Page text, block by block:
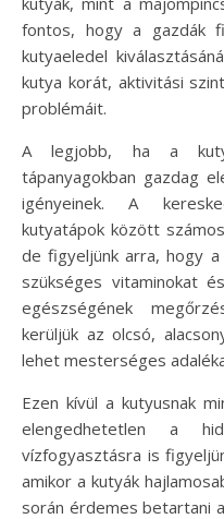
fontos, hogy a gazdák
kutyaeledel
kutya korát, aktivitási
problémáit.
A legjobb, ha a
tápanyagokban gazdag
igényeinek. A
kutyatápok között
de figyeljünk arra, hogy
szükséges vitaminokat
egészségének
kerüljük az olcsó,
lehet mesterséges
Ezen kívül a kutyusnak
elengedhetetlen a
vízfogyasztásra is
amikor a kutyák
során érdemes betartani